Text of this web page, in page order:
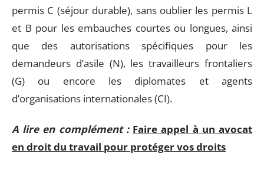
permis C (séjour durable), sans oublier les permis L
et B pour les embauches courtes ou longues, ainsi
que des autorisations spécifiques pour les
demandeurs d’asile (N), les travailleurs frontaliers
(G) ou encore les diplomates et agents
d’organisations internationales (CI).
A lire en complément : Faire appel à un avocat
en droit du travail pour protéger vos droits